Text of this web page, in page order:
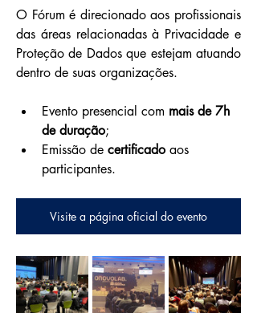
O Fórum é direcionado aos profissionais
das áreas relacionadas à Privacidade e
Proteção de Dados que estejam atuando
dentro de suas organizações.​
Evento presencial com mais de 7h
de duração;​
Emissão de certificado aos
participantes.
Visite a página oficial do evento